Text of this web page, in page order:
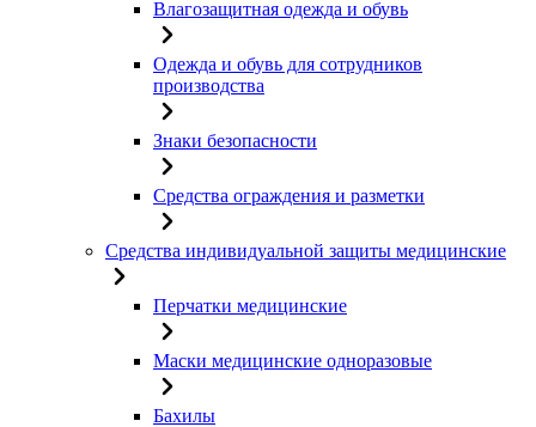
Влагозащитная одежда и обувь
Одежда и обувь для сотрудников
производства
Знаки безопасности
Средства ограждения и разметки
Средства индивидуальной защиты медицинские
Перчатки медицинские
Маски медицинские одноразовые
Бахилы